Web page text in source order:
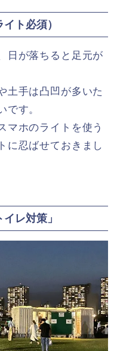
ト必須）
日が落ちると足元が
土手は凸凹が多いた
です。
マホのライトを使う
に忍ばせておきまし
レ対策」